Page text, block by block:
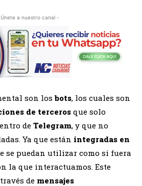
a nuestro canal -
son los bots, los cuales son
de terceros que solo
de Telegram, y que no
Ya que están integradas en
se puedan utilizar como si fuera
la que interactuamos. Este
de mensajes